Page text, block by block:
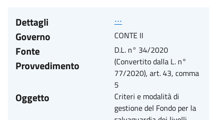
Dettagli
⋯
Governo CONTE II
Fonte
Provvedimento
D.L. n° 34/2020
(Convertito dalla L. n°
77/2020), art. 43, comma
5
Oggetto
Criteri e modalità di
gestione del Fondo per la